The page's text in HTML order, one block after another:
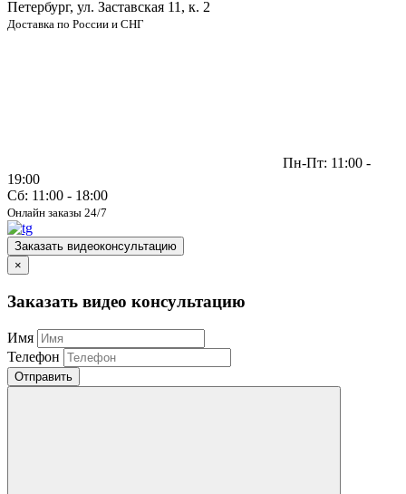
Петербург, ул. Заставская 11, к. 2
Доставка по России и СНГ
Пн-Пт: 11:00 -
19:00
Сб: 11:00 - 18:00
Онлайн заказы 24/7
Заказать видеоконсультацию
×
Заказать видео консультацию
Имя
Телефон
Отправить